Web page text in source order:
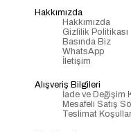
Hakkımızda
Hakkımızda
Gizlilik Politikası
Basında Biz
WhatsApp
İletişim
Alışveriş Bilgileri
İade ve Değişim
Mesafeli Satış
Teslimat